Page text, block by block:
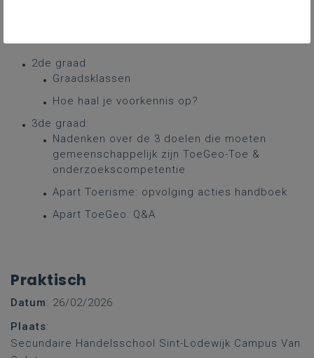
2de graad
Graadsklassen
Hoe haal je voorkennis op?
3de graad:
Nadenken over de 3 doelen die moeten
gemeenschappelijk zijn ToeGeo-Toe &
onderzoekscompetentie
Apart Toerisme: opvolging acties handboek
Apart ToeGeo: Q&A
Praktisch
Datum: 26/02/2026
Plaats:
Secundaire Handelsschool Sint-Lodewijk Campus Van